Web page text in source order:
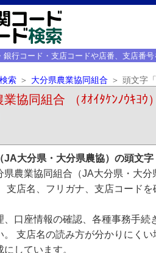
銀行コード・支店コードや店番、支店番号
索 大分県農業協同組合 頭文字
協同組合 （ｵｵｲﾀｹﾝﾉｳｷﾖｳ
JA大分県・大分県農協）の頭文
県農業協同組合（JA大分県・大
支店名、フリガナ、支店コード
、口座情報の確認、各種事務手
。 支店名の読み方が分かりにく
しています。